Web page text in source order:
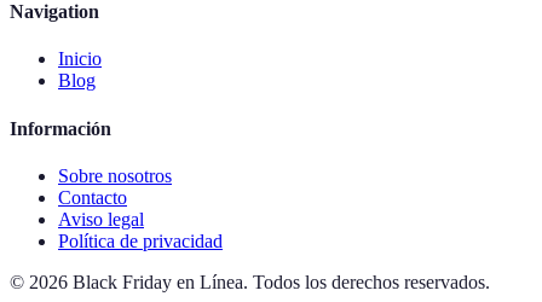
Navigation
Inicio
Blog
Información
Sobre nosotros
Contacto
Aviso legal
Política de privacidad
© 2026 Black Friday en Línea. Todos los derechos reservados.